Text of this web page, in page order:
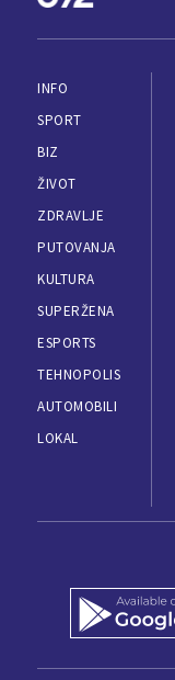
INFO
SPORT
BIZ
ŽIVOT
ZDRAVLJE
PUTOVANJA
KULTURA
SUPERŽENA
ESPORTS
TEHNOPOLIS
AUTOMOBILI
LOKAL